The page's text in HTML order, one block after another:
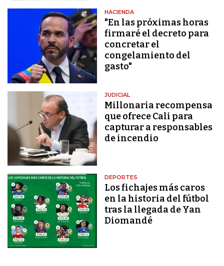
HACIENDA
"En las próximas horas
firmaré el decreto para
concretar el
congelamiento del
gasto"
JUDICIAL
Millonaria recompensa
que ofrece Cali para
capturar a responsables
de incendio
DEPORTES
Los fichajes más caros
en la historia del fútbol
tras la llegada de Yan
Diomandé